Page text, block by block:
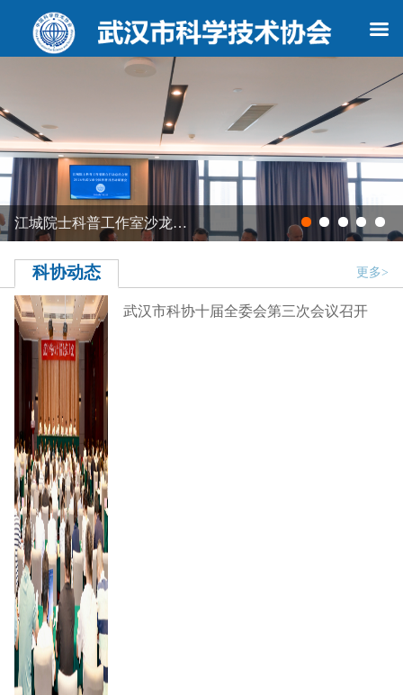
深耕TRIZ创新方法 培育…
更多>
科协动态
武汉市科协十届全委会第三次会议召开